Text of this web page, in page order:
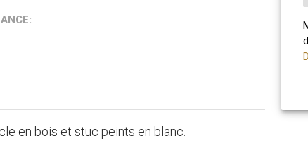
en bois et stuc peints en blanc.